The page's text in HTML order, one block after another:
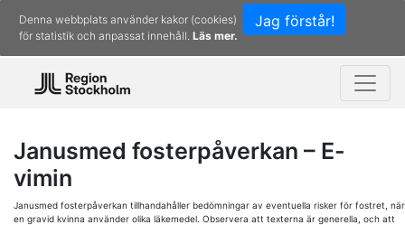
Jag förstår!
Denna webbplats använder kakor (cookies)
för statistik och anpassat innehåll. Läs mer.
Janusmed fosterpåverkan – E-
vimin
Janusmed fosterpåverkan tillhandahåller bedömningar av eventuella risker för fostret, när
en gravid kvinna använder olika läkemedel. Observera att texterna är generella, och att